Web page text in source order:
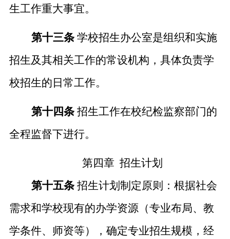
生工作重大事宜。
第十三条 学校招生办公室是组织和实施
招生及其相关工作的常设机构，具体负责学
校招生的日常工作。
第十四条 招生工作在校纪检监察部门的
全程监督下进行。
第四章 招生计划
第十五条 招生计划制定原则：根据社会
需求和学校现有的办学资源（专业布局、教
学条件、师资等） ， 确定专业招生规模，经